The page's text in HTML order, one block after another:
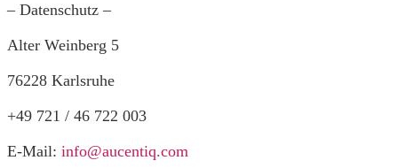
– Datenschutz –
Alter Weinberg 5
76228 Karlsruhe
+49 721 / 46 722 003
E-Mail: info@aucentiq.com